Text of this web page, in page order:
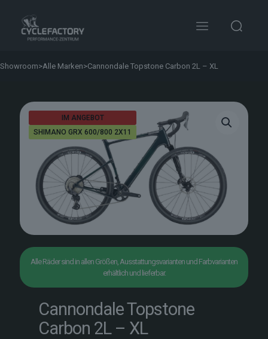
Showroom>Alle Marken>Cannondale Topstone Carbon 2L – XL
IM ANGEBOT
SHIMANO GRX 600/800 2X11
Alle Räder sind in allen Größen, Ausstattungsvarianten und Farbvarianten
erhältlich und lieferbar.
Cannondale Topstone
Carbon 2L – XL